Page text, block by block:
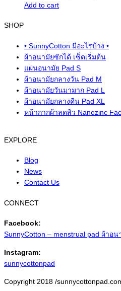
Add to cart
SHOP
• SunnyCotton มีอะไรบ้าง •
ผ้าอนามัยซักได้ เซ็ตเริ่มต้น
แผ่นอนามัย Pad S
ผ้าอนามัยกลางวัน Pad M
ผ้าอนามัยวันมามาก Pad L
ผ้าอนามัยกลางคืน Pad XL
หน้ากากผ้าลดสิว Nanozinc
EXPLORE
Blog
News
Contact Us
CONNECT
Facebook:
SunnyCotton – menstrual pad ผ้าอน
Instagram:
sunnycottonpad
Facebook
Instagram
Copyright 2018 /